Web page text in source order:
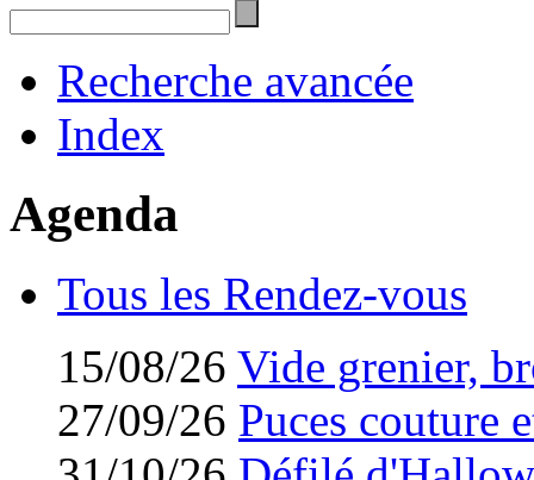
Recherche avancée
Index
Agenda
Tous les Rendez-vous
15/08/26 Vide grenier,
27/09/26 Puces couture